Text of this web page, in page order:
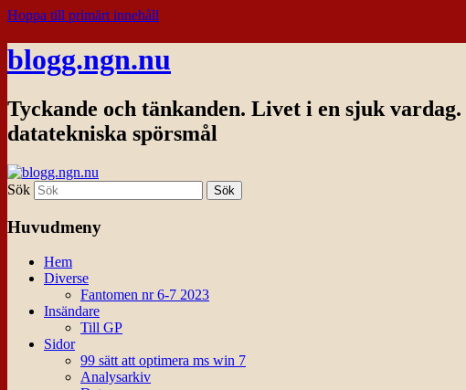
Hoppa till primärt innehåll
blogg.ngn.nu
Tyckande och tänkanden. Livet i en sjuk
datatekniska spörsmål
Sök
Huvudmeny
Hem
Diverse
Fantomen nr 6-7 2023
Insändare
Till GP
Sidor
99 sätt att optimera ms win 7
Analysarkiv